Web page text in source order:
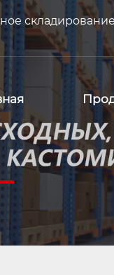
складирование